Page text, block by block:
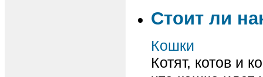
Стоит ли
Кошки
Котят, котов и